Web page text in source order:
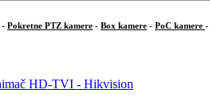
- Pokretne PTZ kamere - Box kamere - PoC kamere -